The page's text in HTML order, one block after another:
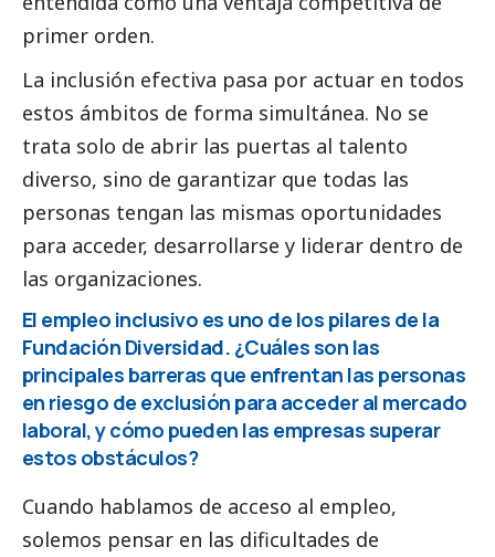
primer orden.
La inclusión efectiva pasa por actuar en todos
estos ámbitos de forma simultánea. No se
trata solo de abrir las puertas al talento
diverso, sino de garantizar que todas las
personas tengan las mismas oportunidades
para acceder, desarrollarse y liderar dentro de
las organizaciones.
El empleo inclusivo es uno de los pilares de la
Fundación Diversidad. ¿Cuáles son las
principales barreras que enfrentan las personas
en riesgo de exclusión para acceder al mercado
laboral, y cómo pueden las empresas superar
estos obstáculos?
Cuando hablamos de acceso al empleo,
solemos pensar en las dificultades de